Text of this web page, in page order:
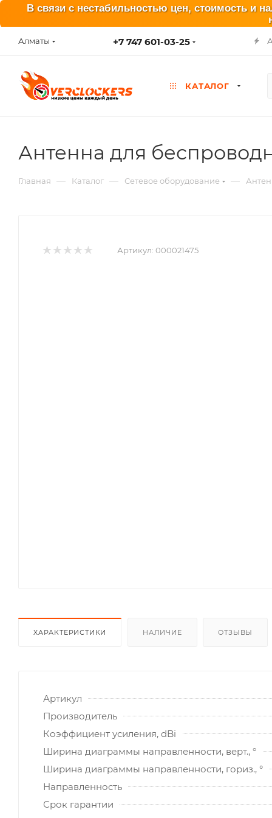
В связи с нестабильностью цен, стоимость и
Алматы +7 747 601-03-25
КАТАЛОГ
Антенна для
Главная — Каталог — Сетевое оборудование —
Артикул: 000021475
ХАРАКТЕРИСТИКИ НАЛИЧИЕ ОТЗЫВЫ
Артикул
Производитель
Коэффициент усиления, dBi
Ширина диаграммы направленности, верт., °
Ширина диаграммы направленности, гориз., °
Направленность
Срок гарантии